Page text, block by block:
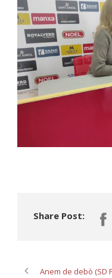
Share Post:
Anem de debò (SD